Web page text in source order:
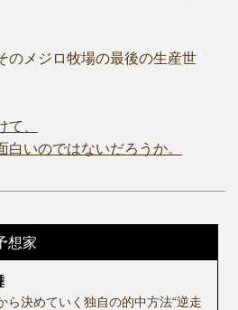
のメジロ牧場の最後の生産世
、
いのではないだろうか。
想家
ら決めていく独自の的中方法“逆走